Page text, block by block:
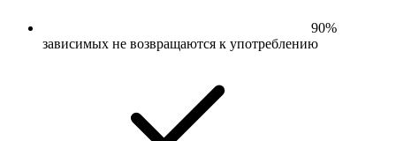
90%
зависимых не возвращаются к употреблению